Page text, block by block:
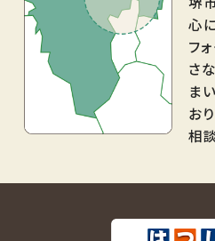
心
フ
さ
ま
お
相